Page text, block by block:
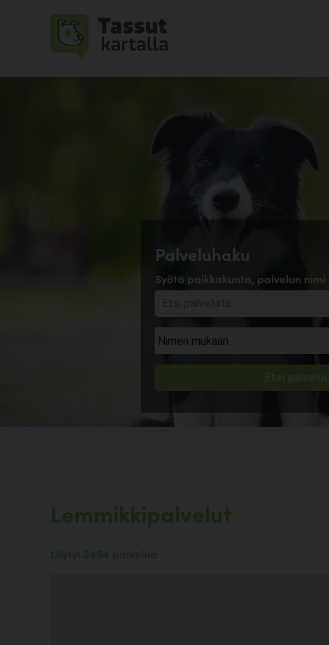
Palveluhaku
Syötä paikkakunta, palvelun nimi
Lemmikkipalvelut
Löytyi 2494 palvelua